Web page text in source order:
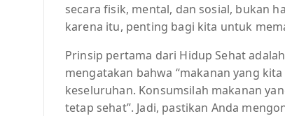
secara fisik, mental, dan sosial, bukan
karena itu, penting bagi kita untuk
Prinsip pertama dari Hidup Sehat
mengatakan bahwa “makanan yang
keseluruhan. Konsumsilah makanan
tetap sehat”. Jadi, pastikan Anda